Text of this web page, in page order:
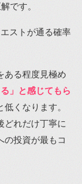
です。
ストが通る確率
ある程度見極め
」と感じてもら
くなります。
どれだけ丁寧に
の投資が最もコ